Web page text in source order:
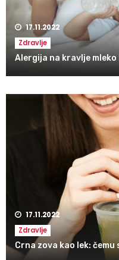
17.11.2022
Zdravlje
Alergija na kravlje
17.11.2022
Zdravlje
Crna zova kao lek: